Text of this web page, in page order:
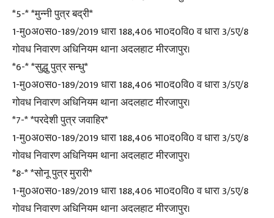
*5-* *मुन्नी पुत्र बद्री*
1-मु0अ0स0-189/2019 धारा 188,406 भा0द0वि0 व धारा 3/5ए/8
गोवध निवारण अधिनियम थाना अदलहाट मीरजापुर।
*6-* *सुद्धु पुत्र सन्धु*
1-मु0अ0स0-189/2019 धारा 188,406 भा0द0वि0 व धारा 3/5ए/8
गोवध निवारण अधिनियम थाना अदलहाट मीरजापुर।
*7-* *परदेशी पुत्र जवाहिर*
1-मु0अ0स0-189/2019 धारा 188,406 भा0द0वि0 व धारा 3/5ए/8
गोवध निवारण अधिनियम थाना अदलहाट मीरजापुर।
*8-* *सोनू पुत्र मुरारी*
1-मु0अ0स0-189/2019 धारा 188,406 भा0द0वि0 व धारा 3/5ए/8
गोवध निवारण अधिनियम थाना अदलहाट मीरजापुर।